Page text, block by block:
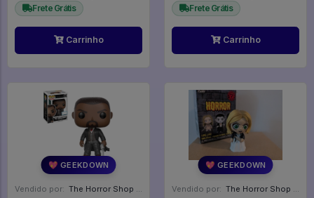
Frete Grátis
Carrinho
Frete Grátis
Carrinho
💖 GEEKDOWN
Vendido por: The Horror Shop - Colecionáveis - MG
💖 GEEKDOWN
Vendido por: The Horror Shop - Colecionáveis - MG